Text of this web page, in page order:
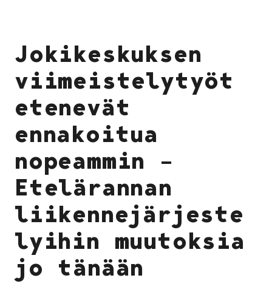
Jokikeskuksen
viimeistelytyöt
etenevät
ennakoitua
nopeammin –
Etelärannan
liikennejärjeste
lyihin muutoksia
jo tänään